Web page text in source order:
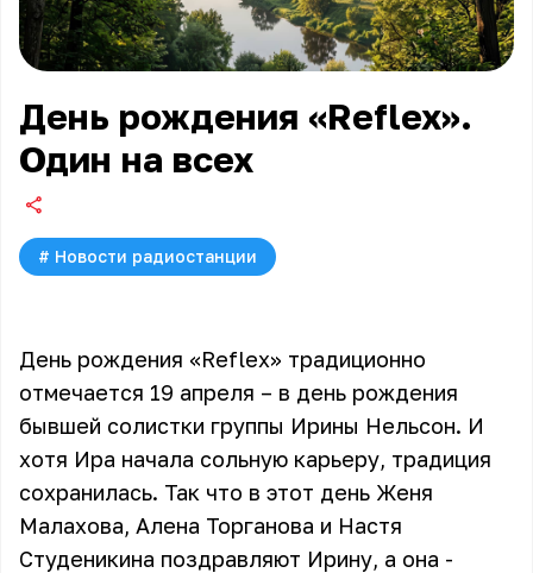
День рождения «Reflex».
Один на всех
# Новости радиостанции
День рождения «Reflex» традиционно
отмечается 19 апреля – в день рождения
бывшей солистки группы Ирины Нельсон. И
хотя Ира начала сольную карьеру, традиция
сохранилась. Так что в этот день Женя
Малахова, Алена Торганова и Настя
Студеникина поздравляют Ирину, а она -